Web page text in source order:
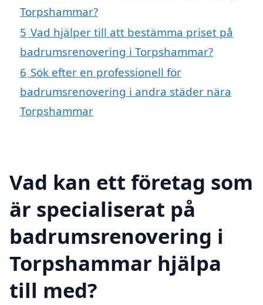
Torpshammar?
5 Vad hjälper till att bestämma priset på
badrumsrenovering i Torpshammar?
6 Sök efter en professionell för
badrumsrenovering i andra städer nära
Torpshammar
Vad kan ett företag som
är specialiserat på
badrumsrenovering i
Torpshammar hjälpa
till med?